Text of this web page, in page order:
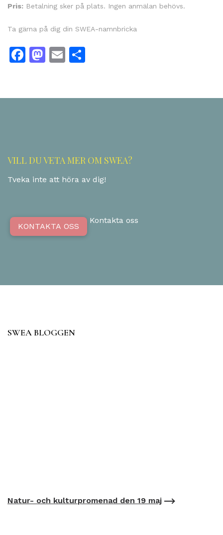
Pris: Betalning sker på plats. Ingen anmälan behövs.
Ta gärna på dig din SWEA-namnbricka
Facebook
Mastodon
Email
VILL DU VETA MER OM SWEA?
Tveka inte att höra av dig!
KONTAKTA OSS
Kontakta oss
SWEA BLOGGEN
Natur- och kulturpromenad den 19 maj